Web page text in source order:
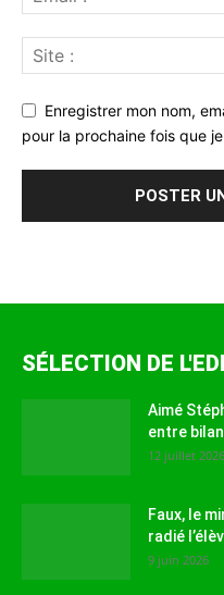
Enregistrer mon nom,
pour la prochaine fois que
SÉLECTION DE
Aimé
entre
12 juillet 2026
Faux, le
radié
9 juin 2026